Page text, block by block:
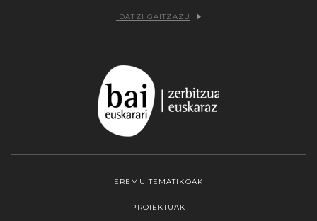
IDATZI GAITZAZU
EREMU TEMATIKOAK
PROIEKTUAK